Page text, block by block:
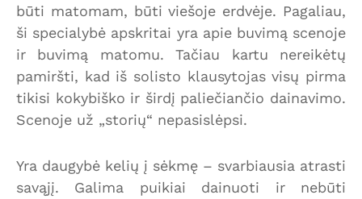
būti matomam, būti viešoje erdvėje. Pagaliau,
ši specialybė apskritai yra apie buvimą scenoje
ir buvimą matomu. Tačiau kartu nereikėtų
pamiršti, kad iš solisto klausytojas visų pirma
tikisi kokybiško ir širdį paliečiančio dainavimo.
Scenoje už „storių“ nepasislėpsi.
Yra daugybė kelių į sėkmę – svarbiausia atrasti
savąjį. Galima puikiai dainuoti ir nebūti